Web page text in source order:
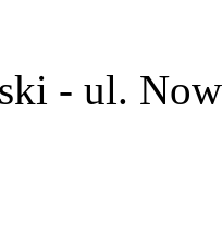
- ul.